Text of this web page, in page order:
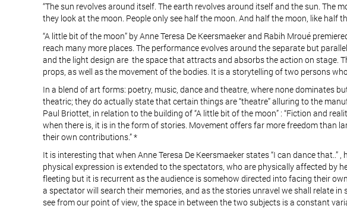
“The sun revolves around itself. The earth revolves around itself and the sun.
they look at the moon. People only see half the moon. And half the moon, like
“A little bit of the moon” by Anne Teresa De Keersmaeker and Rabih Mroué
reach many more places. The performance evolves around the separate but
and the light design are the space that attracts and absorbs the action on stage.
props, as well as the movement of the bodies. It is a storytelling of two persons
In a blend of art forms: poetry, music, dance and theatre, where none dominates
theatric; they do actually state that certain things are “theatre” alluring to the
Paul Briottet, in relation to the building of “A little bit of the moon” : “Fiction and
when there is, it is in the form of stories. Movement offers far more freedom
their own contributions.” *
It is interesting that when Anne Teresa De Keersmaeker states “I can dance
physical expression is extended to the spectators, who are physically affected by
fleeting but it is recurrent as the audience is somehow directed into facing their
a spectator will search their memories, and as the stories unravel we shall relate
see from our point of view, the space in between the two subjects is a constant